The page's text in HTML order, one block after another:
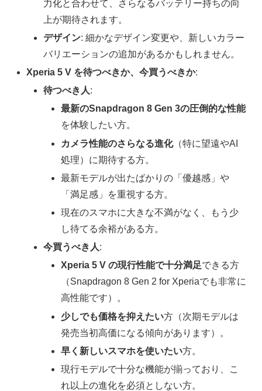
力化と合わせて、さらなるバッテリー持ちの向
上が期待されます。
デザイン: 細かなデザイン変更や、新しいカラー
バリエーションの追加があるかもしれません。
Xperia 5 V を待つべきか、今買うべきか:
待つべき人:
最新のSnapdragon 8 Gen 3の圧倒的な性能
を体験したい方。
カメラ性能のさらなる進化（特に望遠やAI
処理）に期待する方。
最新モデルが出たばかりの「優越感」や
「満足感」を重視する方。
現在のスマホに大きな不満がなく、もう少
し待てる余裕がある方。
今買うべき人:
Xperia 5 V の現行性能で十分満足できる方
（Snapdragon 8 Gen 2 for Xperiaでも非常に
高性能です）。
少しでも価格を抑えたい方（次期モデルは
発売当初高価になる傾向があります）。
早く新しいスマホを使いたい方。
現行モデルで十分な機能が揃っており、こ
れ以上の進化を必須としない方。